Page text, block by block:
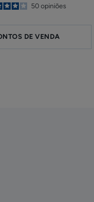
4
/5
50opiniões
DE VENDA